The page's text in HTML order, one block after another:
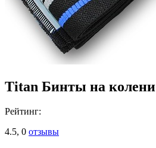
Titan Бинты на
Рейтинг:
4.5, 0 отзывы